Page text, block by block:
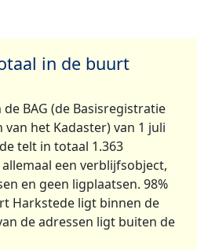
in de buurt
BAG (de Basisregistratie
het Kadaster) van 1 juli
telt in totaal 1.363
een verblijfsobject,
en geen ligplaatsen. 98%
Harkstede ligt binnen de
de adressen ligt buiten de